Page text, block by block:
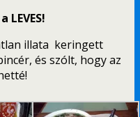
illata keringett
és szólt, hogy az